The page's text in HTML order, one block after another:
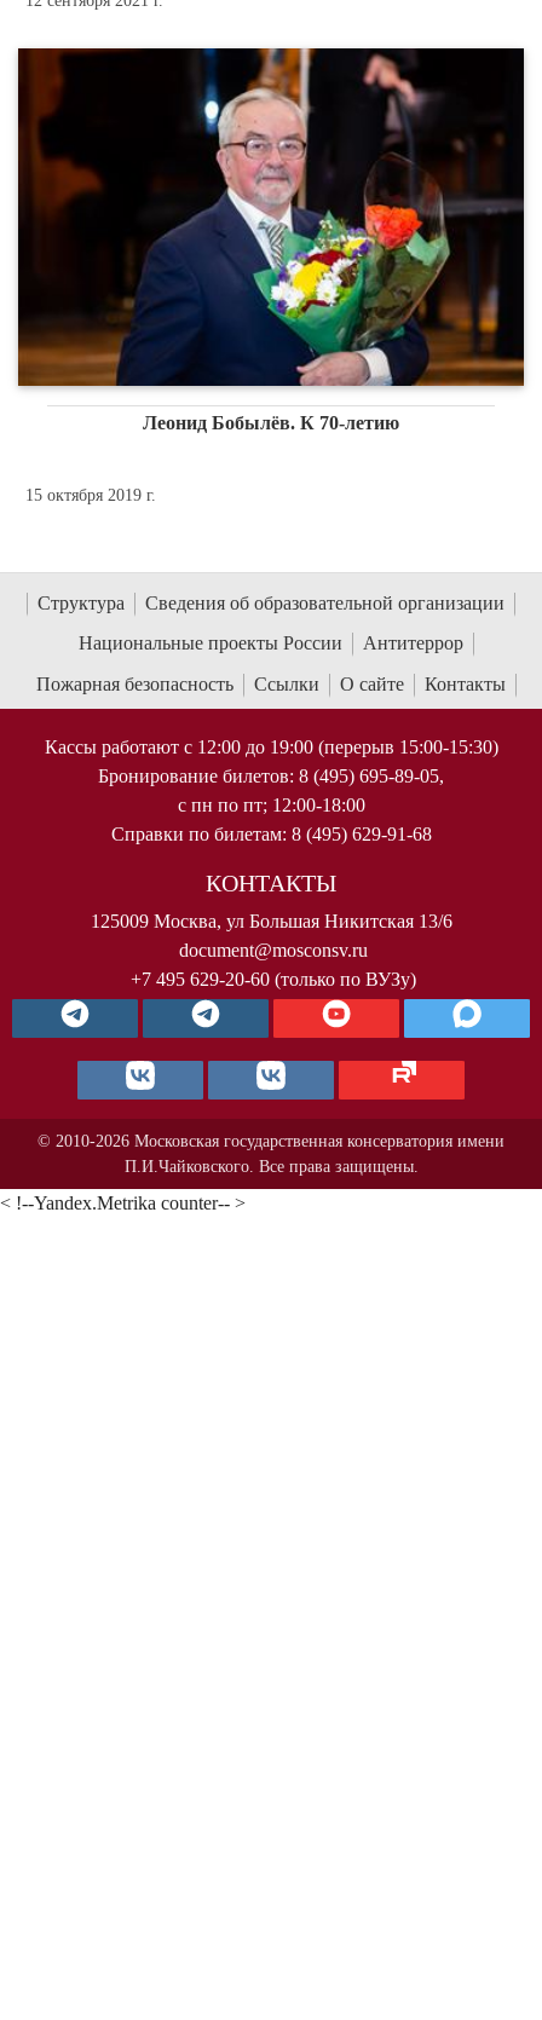
Леонид Бобылёв. К 70-летию
15 октября 2019 г.
Структура
Сведения об образовательной организации
Национальные проекты России
Антитеррор
Пожарная безопасность
Ссылки О сайте Контакты
Кассы работают с 12:00 до 19:00 (перерыв 15:00-15:30)
Бронирование билетов: 8 (495) 695-89-05,
с пн по пт; 12:00-18:00
Справки по билетам: 8 (495) 629-91-68
КОНТАКТЫ
125009 Москва, ул Большая Никитская 13/6
document@mosconsv.ru
+7 495 629-20-60 (только по ВУЗу)
© 2010-2026 Московская государственная консерватория имени
П.И.Чайковского. Все права защищены.
< !--Yandex.Metrika counter-- >